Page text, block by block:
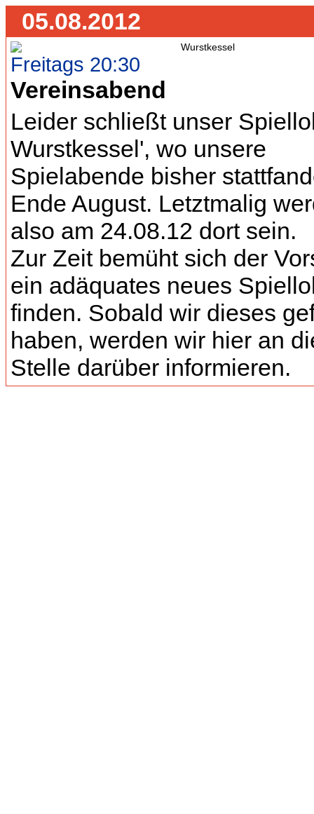
05.08.2012
Freitags 20:30
Vereinsabend
Leider schließt unser
Wurstkessel', wo unsere
Spielabende bisher
Ende August. Letztmalig
also am 24.08.12 dort sein.
Zur Zeit bemüht sich der
ein adäquates neues
finden. Sobald wir dieses
haben, werden wir hier an
Stelle darüber informieren.